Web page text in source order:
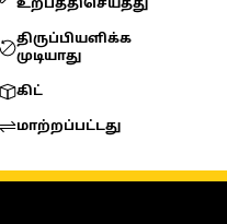
உற்பத்திசெய்தது
திருப்பியளிக்க
முடியாது
கிட்
மாற்றப்பட்டது